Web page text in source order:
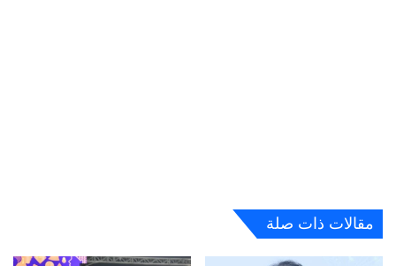
مقالات ذات صلة